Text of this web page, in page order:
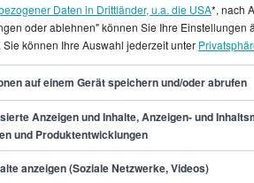
Jahresgehalt von
was einem
als Gefahrgutfahrer/in
2.483 € und 3.350 € pro
findet eine hohe Anzahl
Duisburg.Insgesamt 2898
in gibt es aktuell im
Daten in Drittländer, u.a. die USA*, nach
oder ablehnen" können Sie Ihre Einstellungen
können Ihre Auswahl jederzeit unter
auf einem Gerät speichern und/oder abrufen
Anzeigen und Inhalte, Anzeigen- und
und Produktentwicklungen
anzeigen (Soziale Netzwerke, Videos)